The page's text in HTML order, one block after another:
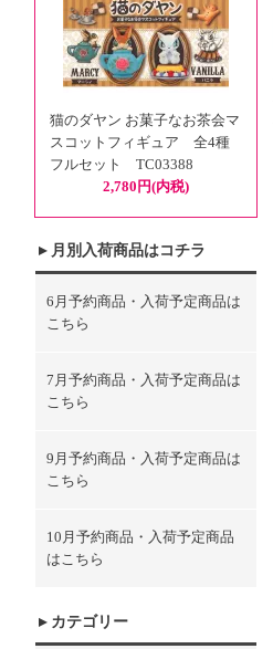
猫のダヤン お菓子なお茶会マ
スコットフィギュア 全4種
フルセット TC03388
2,780円(内税)
月別入荷商品はコチラ
6月予約商品・入荷予定商品は
こちら
7月予約商品・入荷予定商品は
こちら
9月予約商品・入荷予定商品は
こちら
10月予約商品・入荷予定商品
はこちら
カテゴリー